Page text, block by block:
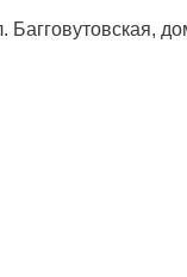
Багговутовская,